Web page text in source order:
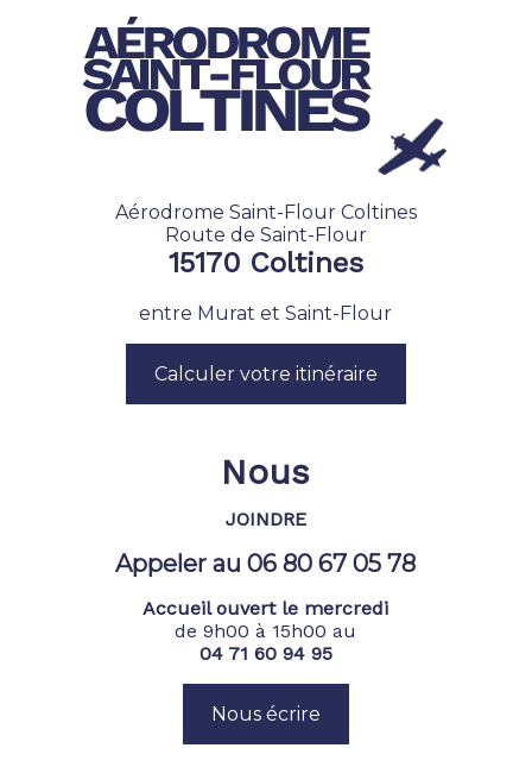
Aérodrome Saint-Flour Coltines
Route de Saint-Flour
15170 Coltines
entre Murat et Saint-Flour
Calculer votre itinéraire
Nous
JOINDRE
Appeler au 06 80 67 05 78
Accueil ouvert le mercredi
de 9h00 à 15h00 au
04 71 60 94 95
Nous écrire